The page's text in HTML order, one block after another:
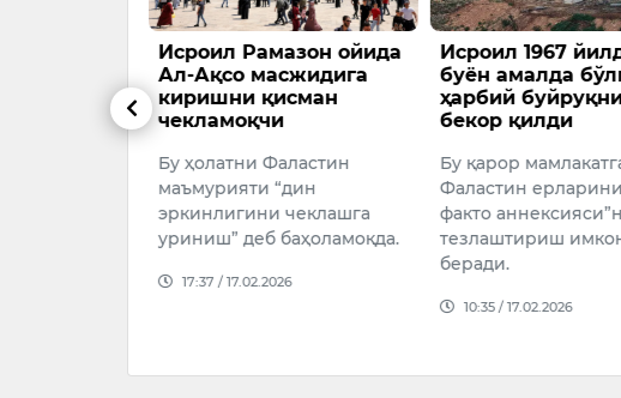
Исроил Рамазон ойида
Ал-Ақсо масжидига
киришни қисман
чекламоқчи
Бу ҳолатни Фаластин
маъмурияти “дин
эркинлигини чеклашга
уриниш” деб баҳоламоқда.
17:37 / 17.02.2026
Исроил 1967
буён амалда
ҳарбий
бекор қилди
Бу қарор
Фаластин
факто
тезлаштириш
беради.
10:35 / 17.02.2026